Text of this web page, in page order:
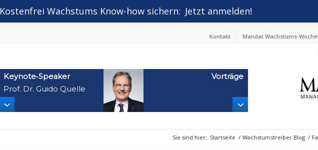
Kontakt Mandat Wachstums-
Keynote‑Speaker
Prof. Dr. Guido Quelle
Vorträge
Sie sind hier: Startseite / Wachstumstreiber Blog /
Kostenfrei Wachstums Know-how sichern: Jetzt anmelden!